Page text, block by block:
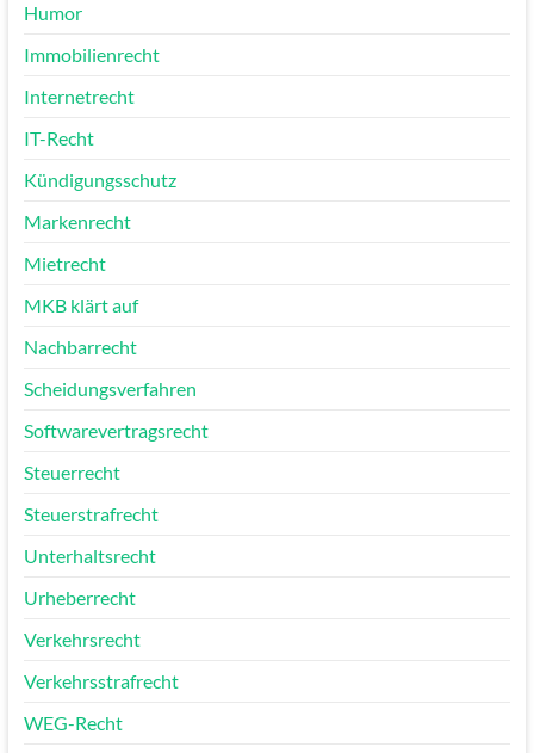
Humor
Immobilienrecht
Internetrecht
IT-Recht
Kündigungsschutz
Markenrecht
Mietrecht
MKB klärt auf
Nachbarrecht
Scheidungsverfahren
Softwarevertragsrecht
Steuerrecht
Steuerstrafrecht
Unterhaltsrecht
Urheberrecht
Verkehrsrecht
Verkehrsstrafrecht
WEG-Recht